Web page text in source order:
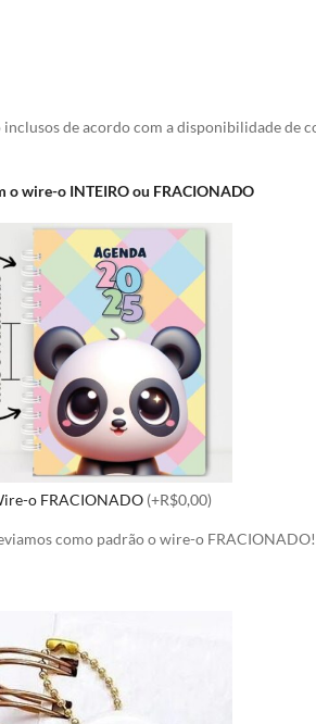
de acordo com a disponibilidade de
o wire-o INTEIRO ou FRACIONADO
o FRACIONADO (+R$0,00)
como padrão o wire-o FRACIONADO!